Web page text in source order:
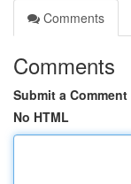
Comments
Comments
Submit a Comment
No HTML